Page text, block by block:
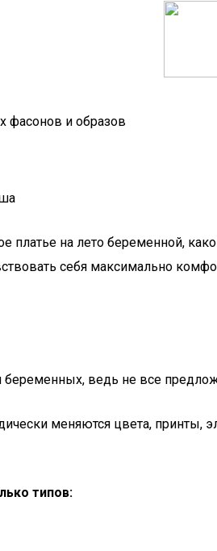
фасонов и образов
на лето беременной,
себя максимально
ведь не все
меняются цвета, принты,
типов: